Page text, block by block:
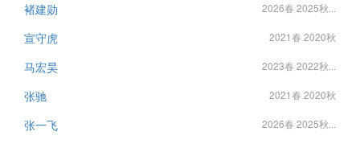
褚建勋 2026春 2025秋...
宣守虎 2021春 2020秋
马宏昊 2023春 2022秋...
张驰 2021春 2020秋
张一飞 2026春 2025秋...